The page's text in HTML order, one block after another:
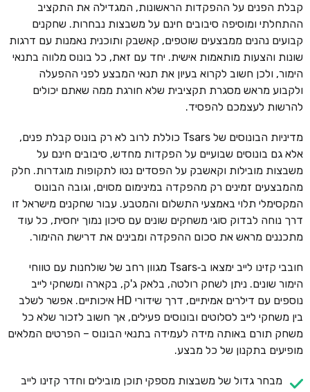
קבלת הפנים על ההפקדות הראשונות, המגדילה את התקציב
ההתחלתי ומוסיפה סיבובים חינם על משבצות נבחרות. שחקנים
קבועים נהנים ממבצעים שוטפים, קאשבק ותוכנית נאמנות עם דרגות
שונות והצעות מותאמות אישית. יחד עם זאת, כל בונוס מלווה בתנאי
הימור, ולכן חשוב לקרוא בעיון את תנאי המבצע לפני ההפעלה
ולקבוע מראש מסגרת תקציבית שלא חורגת ממה שאתם יכולים
להרשות לעצמכם להפסיד.
מדיניות הבונוסים של Tsars כוללת לרוב לא רק בונוס קבלת פנים,
אלא גם בונוסים שבועיים על הפקדות מחדש, סיבובים חינם על
משבצות מובילות וקאשבק על הפסדים נטו לתקופות מוגדרות. חלק
מהמבצעים זמינים רק מהפקדה במינימום מסוים, וגובה הבונוס
המקסימלי תלוי באמצעי התשלום והמטבע. עבור שחקנים מישראל זו
דרך נוחה לבדוק סוגי משחקים שונים עם סיכון נמוך יחסית, כל עוד
מתכננים מראש את סכום ההפקדה ומבינים את דרישת ההימור.
חובבי קזינו לייב ימצאו ב‑Tsars מגוון רחב של שולחנות עם טווחי
הימור שונים. ניתן לשחק רולטה, בלאק ג'ק, בקארה ומשחקי לייב
נוספים עם דילרים אמיתיים, דרך שידורי HD איכותיים. אפשר לשלב
בין משחקי לייב לסלוטים ובונוסים פעילים, אך חשוב לזכור שלא כל
משחק תורם באותה מידה לעמידה בתנאי הבונוס – הפרטים המלאים
מופיעים בתקנון של כל מבצע.
מבחר גדול של משבצות מספקי תוכן מובילים וחדר קזינו לייב